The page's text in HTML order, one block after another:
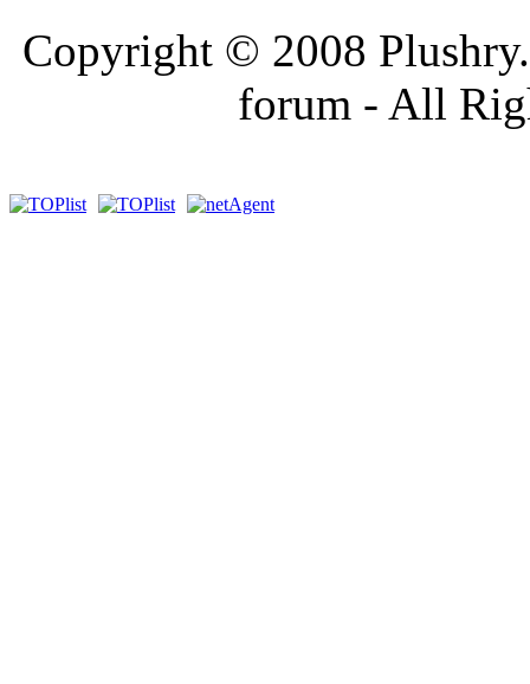
Copyright © 2008
forum - All